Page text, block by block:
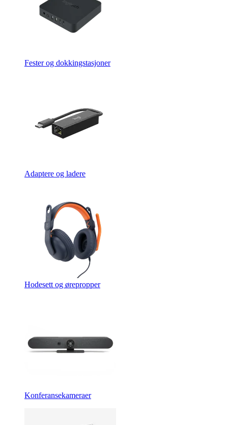
Fester og dokkingstasjoner
Adaptere og ladere
Hodesett og ørepropper
Konferansekameraer